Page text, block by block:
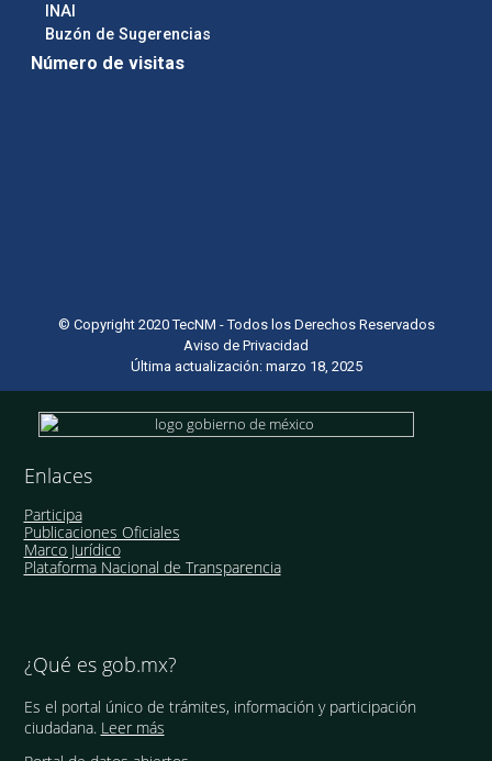
INAI
Buzón de Sugerencias
Número de visitas
© Copyright 2020 TecNM - Todos los Derechos Reservados
Aviso de Privacidad
Última actualización: marzo 18, 2025
Enlaces
Participa
Publicaciones Oficiales
Marco Jurídico
Plataforma Nacional de Transparencia
¿Qué es gob.mx?
Es el portal único de trámites, información y participación
ciudadana. Leer más